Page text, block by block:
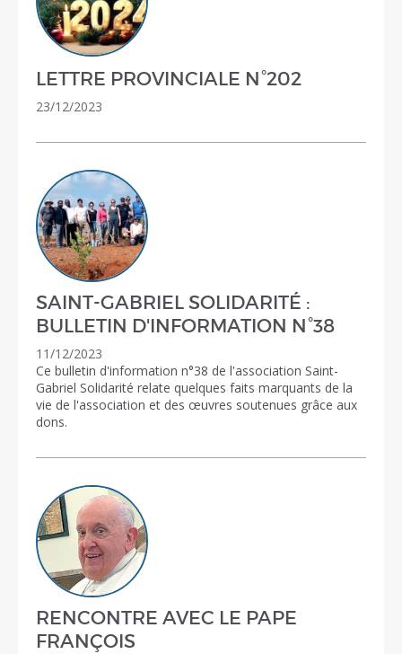
LETTRE PROVINCIALE N°202
23/12/2023
SAINT-GABRIEL SOLIDARITÉ :
BULLETIN D'INFORMATION N°38
11/12/2023
Ce bulletin d'information n°38 de l'association Saint-
Gabriel Solidarité relate quelques faits marquants de la
vie de l'association et des œuvres soutenues grâce aux
dons.
RENCONTRE AVEC LE PAPE
FRANÇOIS